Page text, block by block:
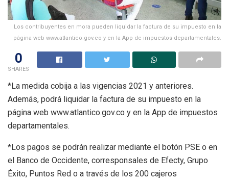
Los contribuyentes en mora pueden liquidar la factura de su impuesto en la
página web www.atlantico.gov.co y en la App de impuestos departamentales.
0
SHARES
*La medida cobija a las vigencias 2021 y anteriores.
Además, podrá liquidar la factura de su impuesto en la
página web www.atlantico.gov.co y en la App de impuestos
departamentales.
*Los pagos se podrán realizar mediante el botón PSE o en
el Banco de Occidente, corresponsales de Efecty, Grupo
Éxito, Puntos Red o a través de los 200 cajeros